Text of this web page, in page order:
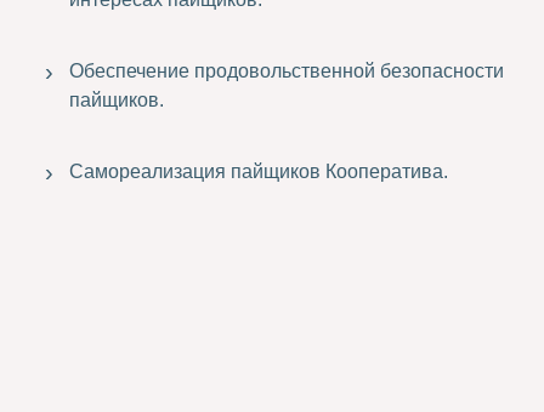
Обеспечение продовольственной безопасности
пайщиков.
Самореализация пайщиков Кооператива.